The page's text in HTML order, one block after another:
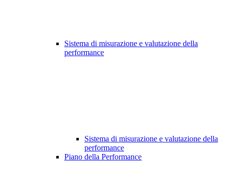
Sistema di misurazione e valutazione della
performance
Sistema di misurazione e valutazione della
performance
Piano della Performance